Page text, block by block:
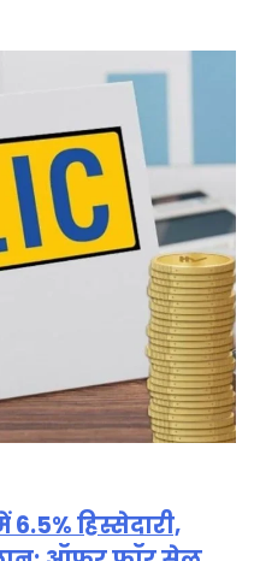
हिस्सेदारी,